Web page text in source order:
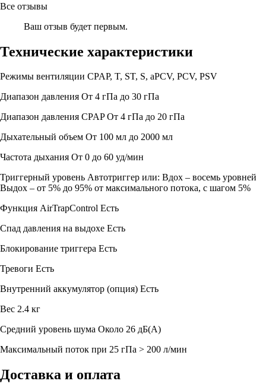
Все отзывы
Ваш отзыв будет первым.
Технические характеристики
Режимы вентиляции CPAP, T, ST, S, aPCV, PCV, PSV
Диапазон давления От 4 гПа до 30 гПа
Диапазон давления CPAP От 4 гПа до 20 гПа
Дыхательный объем От 100 мл до 2000 мл
Частота дыхания От 0 до 60 уд/мин
Триггерный уровень Автотриггер или: Вдох – восемь уровней
Выдох – от 5% до 95% от максимального потока, с шагом 5%
Функция AirTrapControl Есть
Спад давления на выдохе Есть
Блокирование триггера Есть
Тревоги Есть
Внутренний аккумулятор (опция) Есть
Вес 2.4 кг
Средний уровень шума Около 26 дБ(A)
Максимальный поток при 25 гПа > 200 л/мин
Доставка и оплата